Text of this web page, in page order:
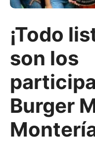
¡Todo
son los
Burger